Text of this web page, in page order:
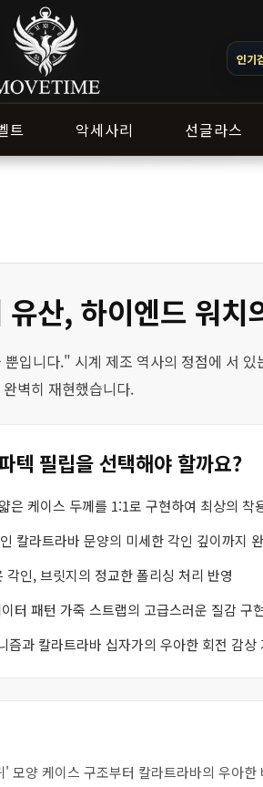
질 수 있으니 주문 전 상담창으로 문의해 주인기
트 악세사리 선글라스
산, 하이엔드 워치
입니다." 시계 제조 역사의 정점에 서
벽히 재현했습니다.
필립을 선택해야 할까요?
은 케이스 두께를 1:1로 구현하여 최상의 착
칼라트라바 문양의 미세한 각인 깊이까지
인, 브릿지의 정교한 폴리싱 처리 반영
터 패턴 가죽 스트랩의 고급스러운 질감 구
과 칼라트라바 십자가의 우아한 회전 감상
양 케이스 구조부터 칼라트라바의 우아한